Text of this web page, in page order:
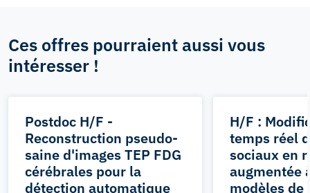
Ces offres pourraient aussi vous
intéresser !
Postdoc H/F -
Reconstruction pseudo-
saine d'images TEP FDG
cérébrales pour la
détection automatique
H/F :
temps réel
sociaux en
augmentée
modèles